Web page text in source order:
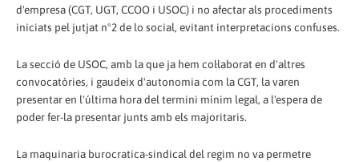
d'empresa (CGT, UGT, CCOO i USOC) i no afectar als procediments
iniciats pel jutjat nº2 de lo social, evitant interpretacions confuses.
La secció de USOC, amb la que ja hem col·laborat en d'altres
convocatòries, i gaudeix d'autonomia com la CGT, la varen
presentar en l'última hora del termini mínim legal, a l'espera de
poder fer-la presentar junts amb els majoritaris.
La maquinaria burocratica-sindical del regim no va permetre